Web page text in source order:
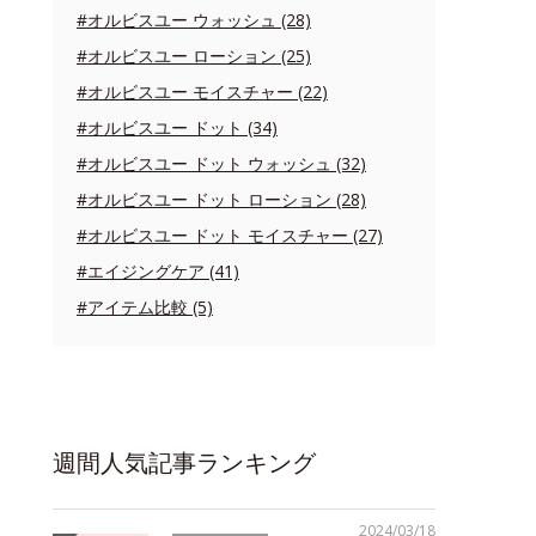
#オルビスユー ウォッシュ (28)
#オルビスユー ローション (25)
#オルビスユー モイスチャー (22)
#オルビスユー ドット (34)
#オルビスユー ドット ウォッシュ (32)
#オルビスユー ドット ローション (28)
#オルビスユー ドット モイスチャー (27)
#エイジングケア (41)
#アイテム比較 (5)
週間人気記事ランキング
2024/03/18